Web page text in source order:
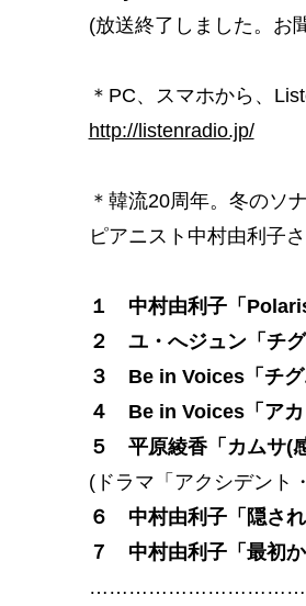
(放送終了しました。お
＊PC、スマホから、
http://listenradio.jp/
＊韓流20周年。冬のソ
ピアニスト中村由利子
１ 中村由利子「Polaris
２ ユ・へジュン「チグ
３ Be in Voices「チグ
４ Be in Voices「アカ
５ 平原綾香「カムサ(
(ドラマ「アクシデント
６ 中村由利子「隠され
７ 中村由利子「最初か